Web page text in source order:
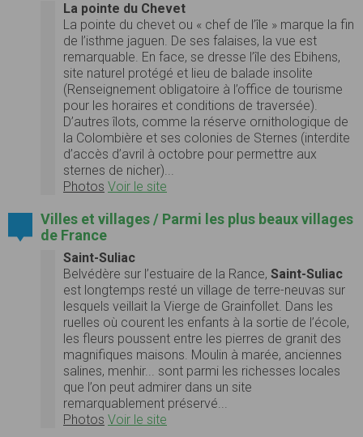
La pointe du Chevet
La pointe du chevet ou « chef de l’île » marque la fin
de l’isthme jaguen. De ses falaises, la vue est
remarquable. En face, se dresse l’île des Ebihens,
site naturel protégé et lieu de balade insolite
(Renseignement obligatoire à l’office de tourisme
pour les horaires et conditions de traversée).
D’autres îlots, comme la réserve ornithologique de
la Colombière et ses colonies de Sternes (interdite
d’accès d’avril à octobre pour permettre aux
sternes de nicher)...
Photos Voir le site
Villes et villages / Parmi les plus beaux villages
de France
Saint-Suliac
Belvédère sur l’estuaire de la Rance, Saint-Suliac
est longtemps resté un village de terre-neuvas sur
lesquels veillait la Vierge de Grainfollet. Dans les
ruelles où courent les enfants à la sortie de l’école,
les fleurs poussent entre les pierres de granit des
magnifiques maisons. Moulin à marée, anciennes
salines, menhir... sont parmi les richesses locales
que l’on peut admirer dans un site
remarquablement préservé...
Photos Voir le site